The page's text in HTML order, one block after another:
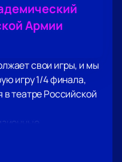
Армии
свои игры, и мы
игру 1/4 финала,
в театре Российской
различных